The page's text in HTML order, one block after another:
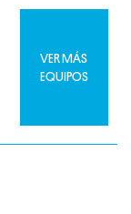
VER MÁS
EQUIPOS